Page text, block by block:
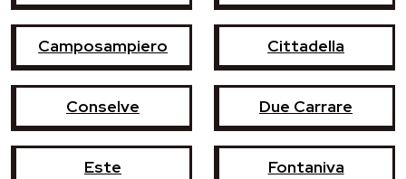
Camposampiero Cittadella
Conselve Due Carrare
Este Fontaniva